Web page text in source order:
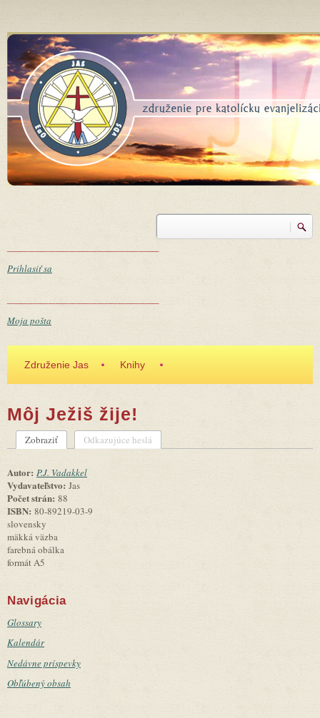
Vyhľadávanie
Prihlasiť sa
Moja pošta
Združenie Jas Knihy
Môj Ježiš žije!
Zobraziť (aktívna karta)
Odkazujúce heslá
Autor: P.J. Vadakkel
Vydavateľstvo: Jas
Počet strán: 88
ISBN: 80-89219-03-9
slovensky
mäkká väzba
farebná obálka
formát A5
Navigácia
Glossary
Kalendár
Nedávne príspevky
Obľúbený obsah